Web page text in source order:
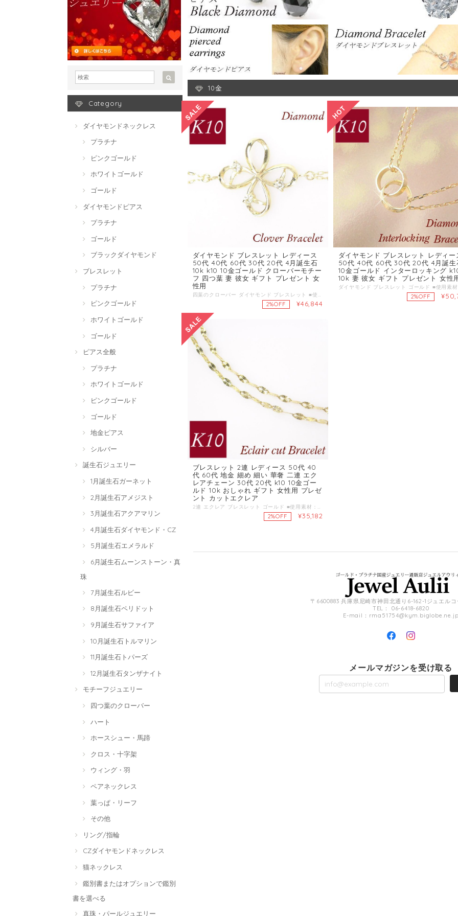
Category
ダイヤモンドネックレス
プラチナ
ピンクゴールド
ホワイトゴールド
ゴールド
ダイヤモンドピアス
プラチナ
ゴールド
ブラックダイヤモンド
ブレスレット
プラチナ
ピンクゴールド
ホワイトゴールド
ゴールド
ピアス全般
プラチナ
ホワイトゴールド
ピンクゴールド
ゴールド
地金ピアス
シルバー
誕生石ジュエリー
1月誕生石ガーネット
2月誕生石アメジスト
3月誕生石アクアマリン
4月誕生石ダイヤモンド・CZ
5月誕生石エメラルド
6月誕生石ムーンストーン・真
珠
7月誕生石ルビー
8月誕生石ペリドット
9月誕生石サファイア
10月誕生石トルマリン
11月誕生石トパーズ
12月誕生石タンザナイト
モチーフジュエリー
四つ葉のクローバー
ハート
ホースシュー・馬蹄
クロス・十字架
ウィング・羽
ペアネックレス
葉っぱ・リーフ
その他
リング/指輪
CZダイヤモンドネックレス
猫ネックレス
鑑別書またはオプションで鑑別
書を選べる
真珠・パールジュエリー
10金
ダイヤモンド ブレスレット レディース
50代 40代 60代 30代 20代 4月誕生石
10k k10 10金ゴールド クローバーモチー
フ 四つ葉 妻 彼女 ギフト プレゼント 女
性用
四葉のクローバー ダイヤモンド ブレスレット ■使用素材：K10(ゴールド) ■天然ダイヤモンド3石 合計0.03ct ■四葉のクローバーデザインパーツ約12x12mm 厚さ約1.5mm ■全長約18cm(サイズ調節アジャスター部分3cm含む) ■チェーン1本の太さ約1mm K10刻印有 ■ケース・品質保証書 ギフト対応ケース有 ■ご注文日から13営業日後の発送となります。
2%OFF ¥46,844
ダイヤモンド ブレスレット レディー
50代 40代 60代 30代 20代 4月誕生
10金ゴールド インターロッキング
10k 妻 彼女 ギフト プレゼント 女性
2%OFF
ブレスレット 2連 レディース 50代 40
代 60代 地金 細め 細い 華奢 二連 エク
レアチェーン 30代 20代 k10 10金ゴー
ルド 10k おしゃれ ギフト 女性用 プレゼ
ント カットエクレア
2連 エクレア ブレスレット ゴールド ■使用素材：K10(10金ゴールド)刻印有り ■全長約18cm(サイズ調節アジャスター部分3cm含む) ■チェーン幅：約1.8mm ■ケース・品質保証書 ■ご注文日から13営業日後の発送となります。 ■商品カテゴリ k10 10金 母の日 ホワイトデー バレンタイン ギフト プレゼント 妻 彼女 サプライズ ジュエリー アクセサリー 通販 贈り物 クリスマスプレゼント 結婚記念日 結婚式 レディース 女性用 人気 セール おしゃれ 20代 30代 40代 50代 60代
2%OFF ¥35,182
〒6600883 兵庫県尼崎市神田北通り6-162-1ジュエル
TEL： 06-6418-6820
E-mail： rma51754@kym.biglobe.ne.jp
メールマガジンを受け取る